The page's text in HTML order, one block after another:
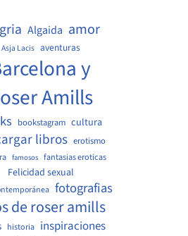
Algaida amor
Asja Lacis aventuras
y
Amills
bookstagram cultura
libros erotismo
famosos fantasias eroticas
Felicidad sexual
fotografias
de roser amills
historia inspiraciones